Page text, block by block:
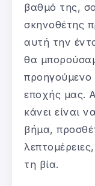
βαθμό της,
σκηνοθέτης
αυτή την
θα
προηγούμενο
εποχής μας.
κάνει είναι
βήμα,
τη βία.